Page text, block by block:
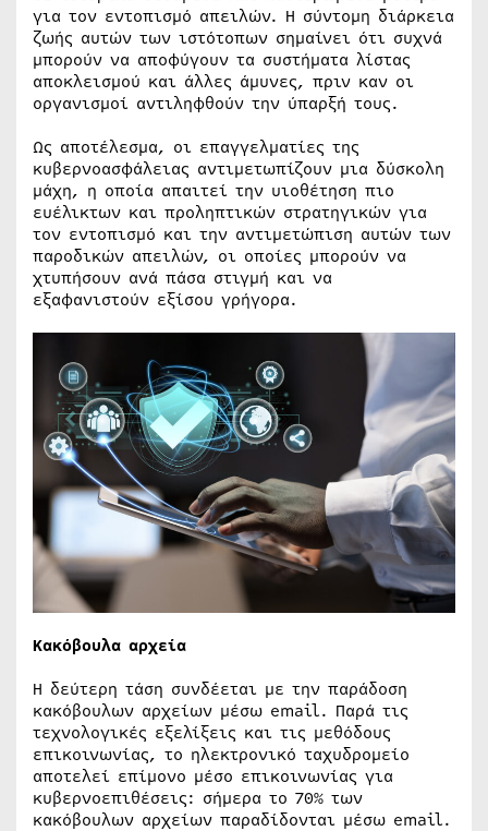
για τον εντοπισμό απειλών. Η σύντομη διάρκεια
ζωής αυτών των ιστότοπων σημαίνει ότι συχνά
μπορούν να αποφύγουν τα συστήματα λίστας
αποκλεισμού και άλλες άμυνες, πριν καν οι
οργανισμοί αντιληφθούν την ύπαρξή τους.
Ως αποτέλεσμα, οι επαγγελματίες της
κυβερνοασφάλειας αντιμετωπίζουν μια δύσκολη
μάχη, η οποία απαιτεί την υιοθέτηση πιο
ευέλικτων και προληπτικών στρατηγικών για
τον εντοπισμό και την αντιμετώπιση αυτών των
παροδικών απειλών, οι οποίες μπορούν να
χτυπήσουν ανά πάσα στιγμή και να
εξαφανιστούν εξίσου γρήγορα.
Κακόβουλα αρχεία
Η δεύτερη τάση συνδέεται με την παράδοση
κακόβουλων αρχείων μέσω email. Παρά τις
τεχνολογικές εξελίξεις και τις μεθόδους
επικοινωνίας, το ηλεκτρονικό ταχυδρομείο
αποτελεί επίμονο μέσο επικοινωνίας για
κυβερνοεπιθέσεις: σήμερα το 70% των
κακόβουλων αρχείων παραδίδονται μέσω email.